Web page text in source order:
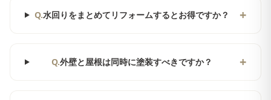
Q.水回りをまとめてリフォームするとお得ですか？ +
Q.外壁と屋根は同時に塗装すべきですか？ +